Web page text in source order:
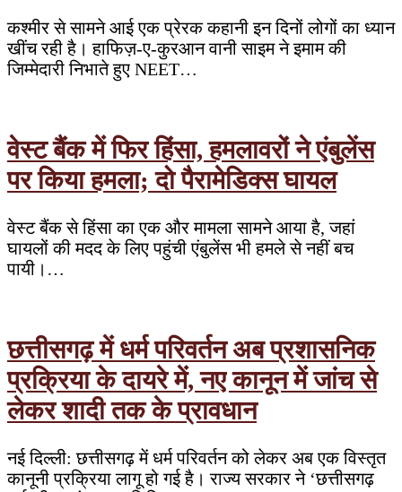
कश्मीर से सामने आई एक प्रेरक कहानी इन दिनों लोगों का ध्यान
खींच रही है। हाफिज़-ए-कुरआन वानी साइम ने इमाम की
जिम्मेदारी निभाते हुए NEET…
वेस्ट बैंक में फिर हिंसा, हमलावरों ने एंबुलेंस
पर किया हमला; दो पैरामेडिक्स घायल
वेस्ट बैंक से हिंसा का एक और मामला सामने आया है, जहां
घायलों की मदद के लिए पहुंची एंबुलेंस भी हमले से नहीं बच
पायी।…
छत्तीसगढ़ में धर्म परिवर्तन अब प्रशासनिक
प्रक्रिया के दायरे में, नए कानून में जांच से
लेकर शादी तक के प्रावधान
नई दिल्ली: छत्तीसगढ़ में धर्म परिवर्तन को लेकर अब एक विस्तृत
कानूनी प्रक्रिया लागू हो गई है। राज्य सरकार ने ‘छत्तीसगढ़